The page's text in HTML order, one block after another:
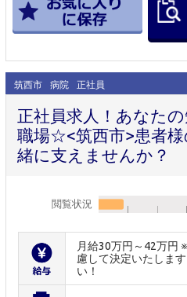
筑西市 病院 正社員
正社員求人！あなた
職場☆<筑西市>患者
緒に支えませんか？
閲覧状況
月給30万円～42万円
慮して決定いたしま
い！